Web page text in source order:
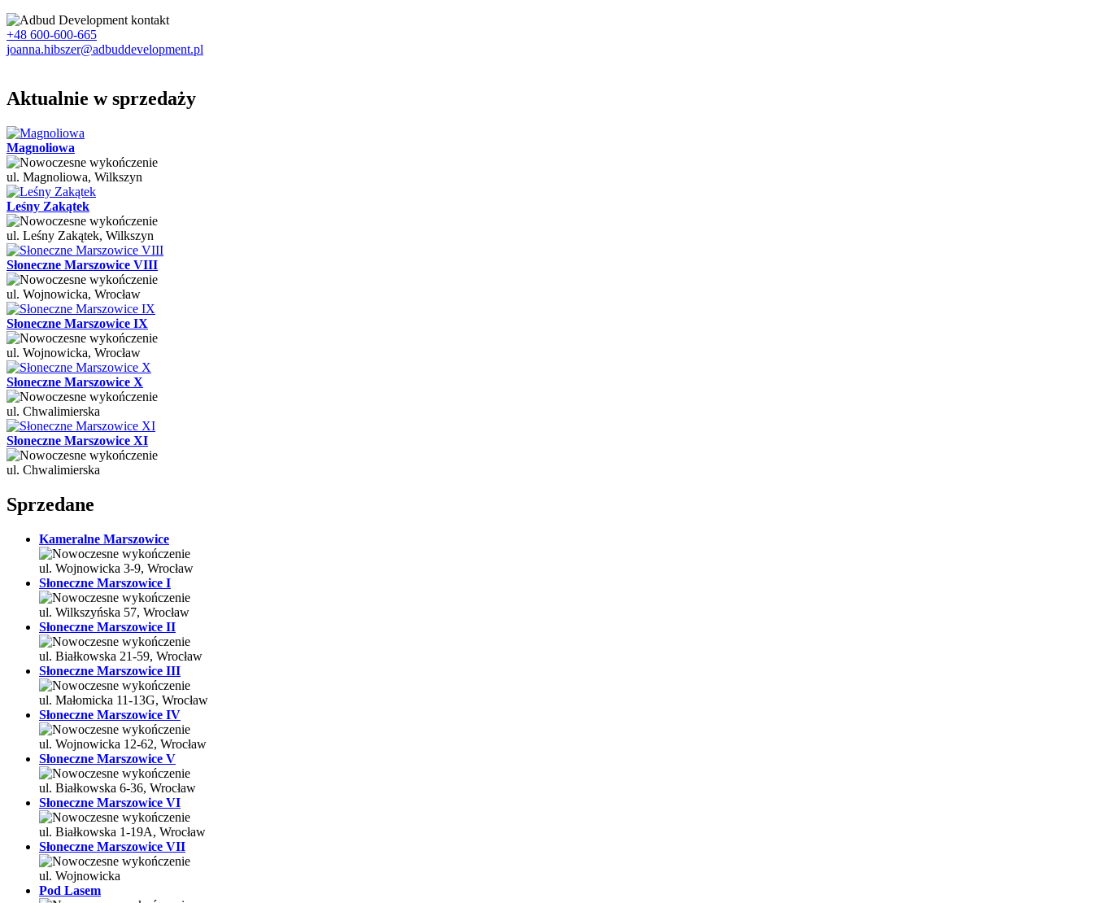
+48 600-600-665
joanna.hibszer@adbuddevelopment.pl
Aktualnie w sprzedaży
Magnoliowa
ul. Magnoliowa, Wilkszyn
Leśny Zakątek
ul. Leśny Zakątek, Wilkszyn
Słoneczne Marszowice VIII
ul. Wojnowicka, Wrocław
Słoneczne Marszowice IX
ul. Wojnowicka, Wrocław
Słoneczne Marszowice X
ul. Chwalimierska
Słoneczne Marszowice XI
ul. Chwalimierska
Sprzedane
Kameralne Marszowice
ul. Wojnowicka 3-9, Wrocław
Słoneczne Marszowice I
ul. Wilkszyńska 57, Wrocław
Słoneczne Marszowice II
ul. Białkowska 21-59, Wrocław
Słoneczne Marszowice III
ul. Małomicka 11-13G, Wrocław
Słoneczne Marszowice IV
ul. Wojnowicka 12-62, Wrocław
Słoneczne Marszowice V
ul. Białkowska 6-36, Wrocław
Słoneczne Marszowice VI
ul. Białkowska 1-19A, Wrocław
Słoneczne Marszowice VII
ul. Wojnowicka
Pod Lasem